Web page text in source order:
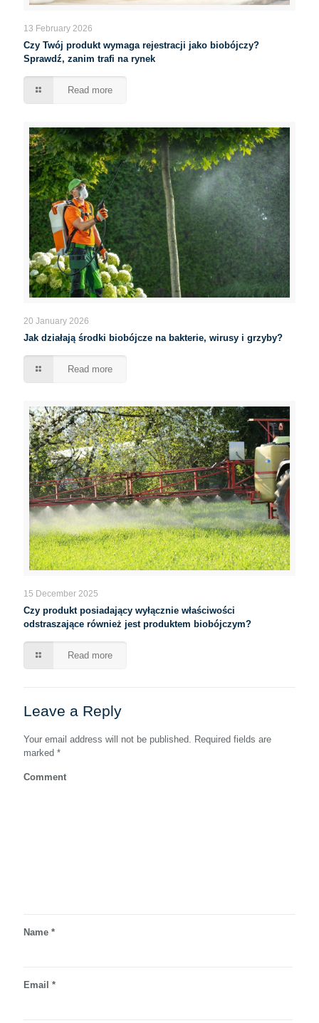
13 February 2026
Czy Twój produkt wymaga rejestracji jako biobójczy?
Sprawdź, zanim trafi na rynek
Read more
20 January 2026
Jak działają środki biobójcze na bakterie, wirusy i grzyby?
Read more
15 December 2025
Czy produkt posiadający wyłącznie właściwości
odstraszające również jest produktem biobójczym?
Read more
Leave a Reply
Your email address will not be published.
Required fields are
marked *
Comment
Name *
Email *